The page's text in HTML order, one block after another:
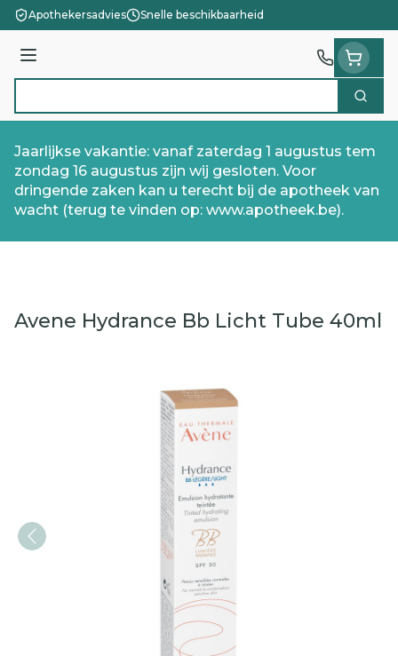
Ga naar de inhoud
Apothekersadvies Snelle beschikbaarheid
Menu
Zoek
Jaarlijkse vakantie: vanaf zaterdag 1 augustus tem
zondag 16 augustus zijn wij gesloten. Voor
dringende zaken kan u terecht bij de apotheek van
wacht (terug te vinden op: www.apotheek.be).
Avene Hydrance Bb Licht Tube 40ml